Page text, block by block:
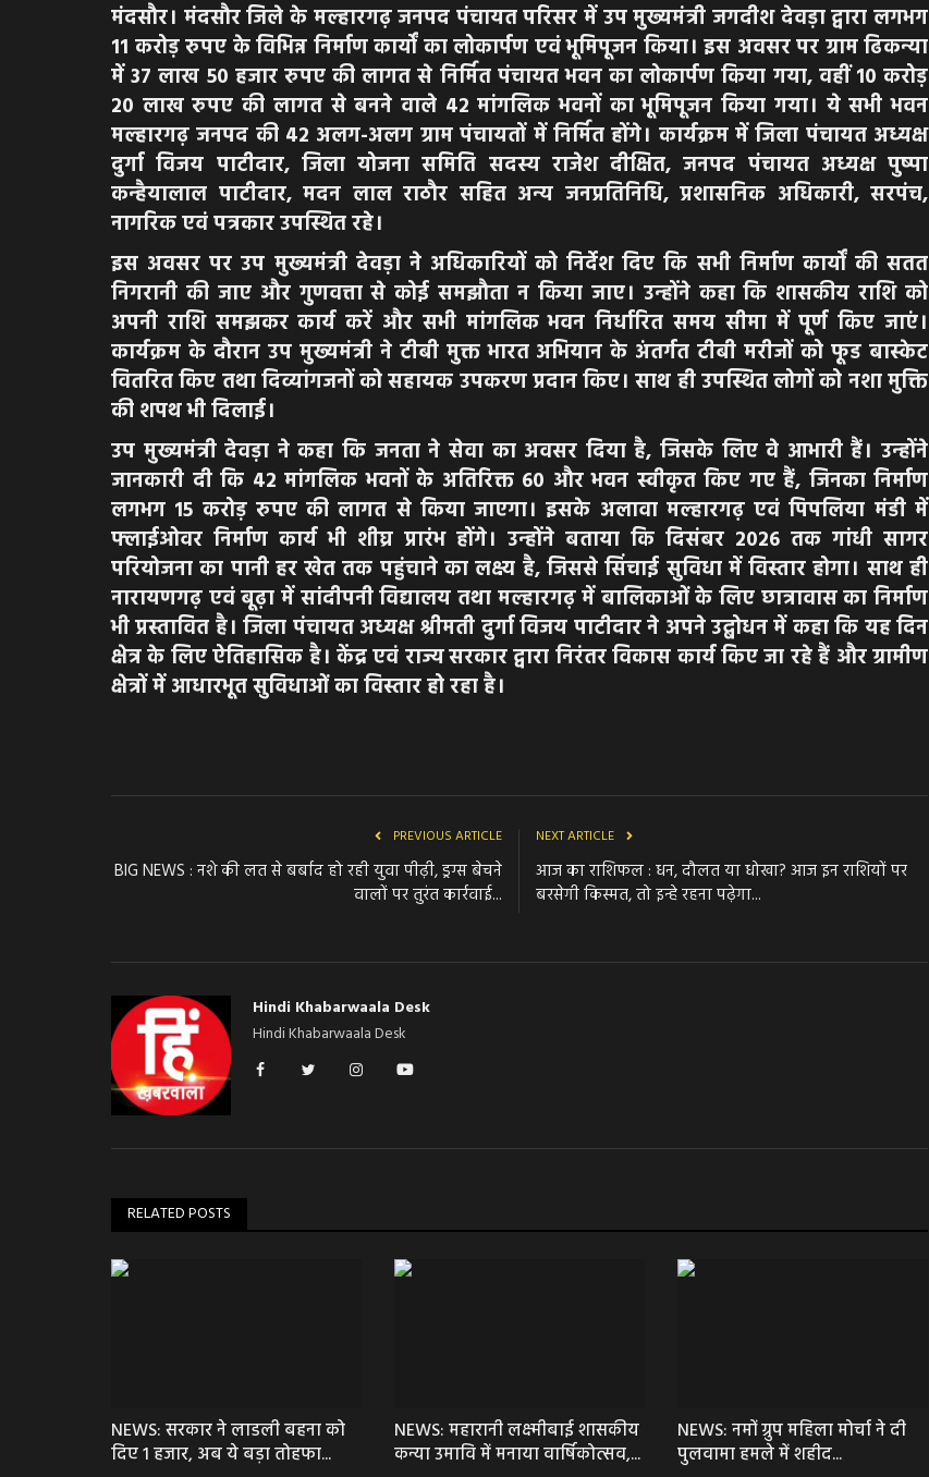
मंदसौर। मंदसौर जिले के मल्हारगढ़ जनपद पंचायत परिसर में उप मुख्यमंत्री जगदीश देवड़ा द्वारा लगभग
11 करोड़ रुपए के विभिन्न निर्माण कार्यों का लोकार्पण एवं भूमिपूजन किया। इस अवसर पर ग्राम ढिकन्या
में 37 लाख 50 हजार रुपए की लागत से निर्मित पंचायत भवन का लोकार्पण किया गया, वहीं 10 करोड़
20 लाख रुपए की लागत से बनने वाले 42 मांगलिक भवनों का भूमिपूजन किया गया। ये सभी भवन
मल्हारगढ़ जनपद की 42 अलग-अलग ग्राम पंचायतों में निर्मित होंगे। कार्यक्रम में जिला पंचायत अध्यक्ष
दुर्गा विजय पाटीदार, जिला योजना समिति सदस्य राजेश दीक्षित, जनपद पंचायत अध्यक्ष पुष्पा
कन्हैयालाल पाटीदार, मदन लाल राठौर सहित अन्य जनप्रतिनिधि, प्रशासनिक अधिकारी, सरपंच,
नागरिक एवं पत्रकार उपस्थित रहे।
इस अवसर पर उप मुख्यमंत्री देवड़ा ने अधिकारियों को निर्देश दिए कि सभी निर्माण कार्यों की सतत
निगरानी की जाए और गुणवत्ता से कोई समझौता न किया जाए। उन्होंने कहा कि शासकीय राशि को
अपनी राशि समझकर कार्य करें और सभी मांगलिक भवन निर्धारित समय सीमा में पूर्ण किए जाएं।
कार्यक्रम के दौरान उप मुख्यमंत्री ने टीबी मुक्त भारत अभियान के अंतर्गत टीबी मरीजों को फूड बास्केट
वितरित किए तथा दिव्यांगजनों को सहायक उपकरण प्रदान किए। साथ ही उपस्थित लोगों को नशा मुक्ति
की शपथ भी दिलाई।
उप मुख्यमंत्री देवड़ा ने कहा कि जनता ने सेवा का अवसर दिया है, जिसके लिए वे आभारी हैं। उन्होंने
जानकारी दी कि 42 मांगलिक भवनों के अतिरिक्त 60 और भवन स्वीकृत किए गए हैं, जिनका निर्माण
लगभग 15 करोड़ रुपए की लागत से किया जाएगा। इसके अलावा मल्हारगढ़ एवं पिपलिया मंडी में
फ्लाईओवर निर्माण कार्य भी शीघ्र प्रारंभ होंगे। उन्होंने बताया कि दिसंबर 2026 तक गांधी सागर
परियोजना का पानी हर खेत तक पहुंचाने का लक्ष्य है, जिससे सिंचाई सुविधा में विस्तार होगा। साथ ही
नारायणगढ़ एवं बूढ़ा में सांदीपनी विद्यालय तथा मल्हारगढ़ में बालिकाओं के लिए छात्रावास का निर्माण
भी प्रस्तावित है। जिला पंचायत अध्यक्ष श्रीमती दुर्गा विजय पाटीदार ने अपने उद्बोधन में कहा कि यह दिन
क्षेत्र के लिए ऐतिहासिक है। केंद्र एवं राज्य सरकार द्वारा निरंतर विकास कार्य किए जा रहे हैं और ग्रामीण
क्षेत्रों में आधारभूत सुविधाओं का विस्तार हो रहा है।
PREVIOUS ARTICLE
BIG NEWS : नशे की लत से बर्बाद हो रही युवा पीढ़ी, ड्रग्स बेचने
वालों पर तुरंत कार्रवाई...
NEXT ARTICLE
आज का राशिफल : धन, दौलत या धोखा? आज इन राशियों पर
बरसेगी किस्मत, तो इन्हे रहना पढ़ेगा...
Hindi Khabarwaala Desk
Hindi Khabarwaala Desk
RELATED POSTS
NEWS: सरकार ने लाडली बहना को
दिए 1 हजार, अब ये बड़ा तोहफा...
NEWS: महारानी लक्ष्मीबाई शासकीय
कन्या उमावि में मनाया वार्षिकोत्सव,...
NEWS: नमों ग्रुप महिला मोर्चा ने दी
पुलवामा हमले में शहीद...